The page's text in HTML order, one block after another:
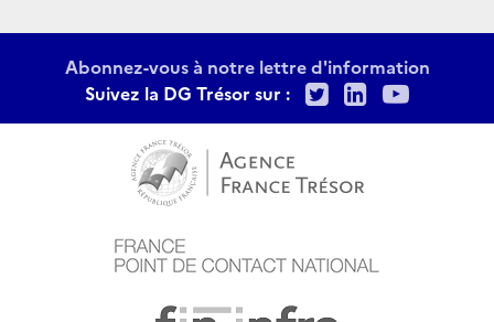
Abonnez-vous à notre lettre d'information
Suivez la DG Trésor sur :
TwitterLinkedIn